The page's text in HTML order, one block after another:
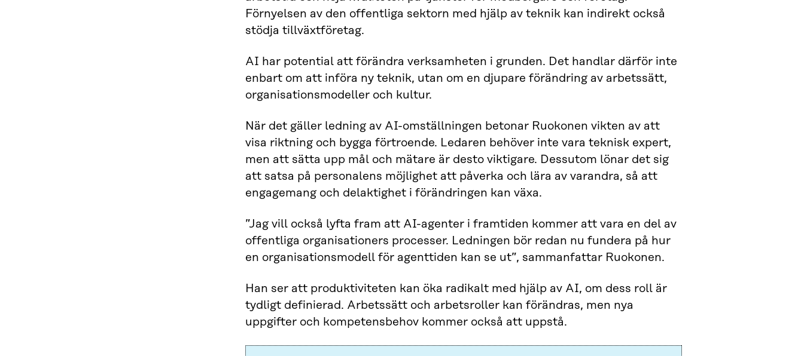
Förnyelsen av den offentliga sektorn med hjälp av teknik kan indirekt också
stödja tillväxtföretag.
AI har potential att förändra verksamheten i grunden. Det handlar därför inte
enbart om att införa ny teknik, utan om en djupare förändring av arbetssätt,
organisationsmodeller och kultur.
När det gäller ledning av AI-omställningen betonar Ruokonen vikten av att
visa riktning och bygga förtroende. Ledaren behöver inte vara teknisk expert,
men att sätta upp mål och mätare är desto viktigare. Dessutom lönar det sig
att satsa på personalens möjlighet att påverka och lära av varandra, så att
engagemang och delaktighet i förändringen kan växa.
”Jag vill också lyfta fram att AI-agenter i framtiden kommer att vara en del av
offentliga organisationers processer. Ledningen bör redan nu fundera på hur
en organisationsmodell för agenttiden kan se ut”, sammanfattar Ruokonen.
Han ser att produktiviteten kan öka radikalt med hjälp av AI, om dess roll är
tydligt definierad. Arbetssätt och arbetsroller kan förändras, men nya
uppgifter och kompetensbehov kommer också att uppstå.